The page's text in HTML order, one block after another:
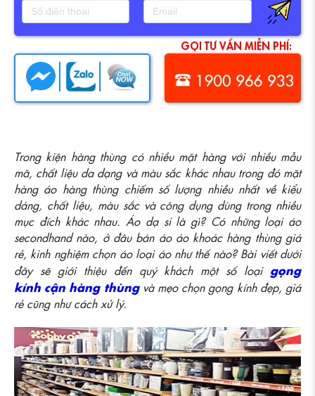
Trong kiện hàng thùng có nhiều mặt hàng với nhiều mẫu
mã, chất liệu da dạng và màu sắc khác nhau trong đó mặt
hàng áo hàng thùng chiếm số lượng nhiều nhất về kiểu
dáng, chất liệu, màu sắc và công dụng dùng trong nhiều
mục đích khác nhau. Áo dạ si là gì? Có những loại áo
secondhand nào, ở đâu bán áo áo khoác hàng thùng giá
rẻ, kinh nghiệm chọn áo loại áo như thế nào? Bài viết dưới
đây sẽ giới thiệu đến quý khách một số loại gọng
kính cận hàng thùngvà mẹo chọn gọng kính đẹp, giá
rẻ cũng như cách xử lý.